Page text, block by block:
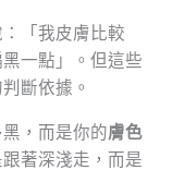
「我皮膚比較
一點」。但這些
斷依據。
，而是你的膚色
著深淺走，而是